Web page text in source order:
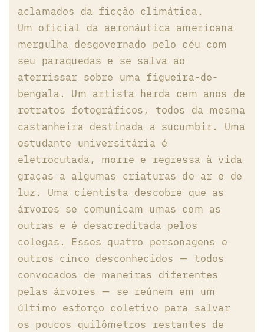
aclamados da ficção climática.
Um oficial da aeronáutica americana
mergulha desgovernado pelo céu com
seu paraquedas e se salva ao
aterrissar sobre uma figueira-de-
bengala. Um artista herda cem anos de
retratos fotográficos, todos da mesma
castanheira destinada a sucumbir. Uma
estudante universitária é
eletrocutada, morre e regressa à vida
graças a algumas criaturas de ar e de
luz. Uma cientista descobre que as
árvores se comunicam umas com as
outras e é desacreditada pelos
colegas. Esses quatro personagens e
outros cinco desconhecidos — todos
convocados de maneiras diferentes
pelas árvores — se reúnem em um
último esforço coletivo para salvar
os poucos quilômetros restantes de